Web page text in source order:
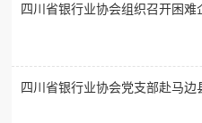
四川省银行业协会组织召开困
四川省银行业协会党支部赴马边